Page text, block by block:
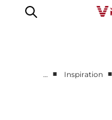
… ■ Inspiration ■